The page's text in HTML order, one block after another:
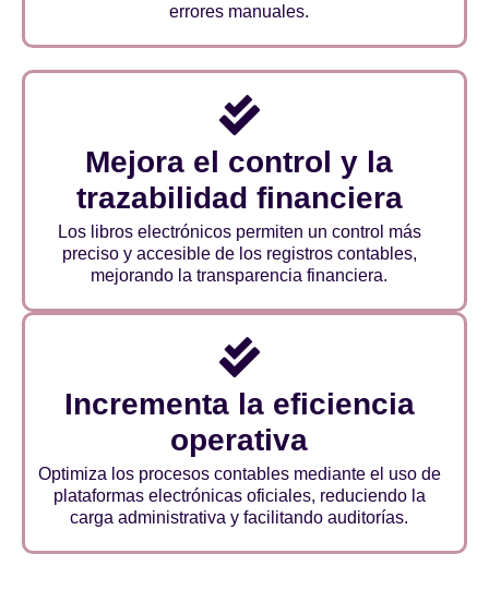
errores manuales.
Mejora el control y la
trazabilidad financiera
Los libros electrónicos permiten un control más
preciso y accesible de los registros contables,
mejorando la transparencia financiera.
Incrementa la eficiencia
operativa
Optimiza los procesos contables mediante el uso de
plataformas electrónicas oficiales, reduciendo la
carga administrativa y facilitando auditorías.